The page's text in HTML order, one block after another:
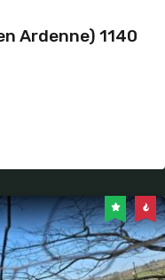
Ardenne) 1140